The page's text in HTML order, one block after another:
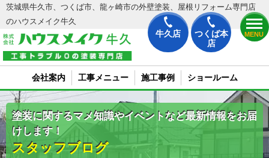
牛久店
つくば本
店
MENU
茨城県牛久市、つくば市、龍ヶ崎市の外壁塗装、屋根リフォーム専門店
のハウスメイク牛久
会社案内 工事メニュー 施工事例 ショールーム
塗装に関するマメ知識やイベントなど最新情報をお届
けします！
スタッフブログ